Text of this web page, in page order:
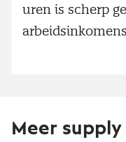
uren is scherp
Meer